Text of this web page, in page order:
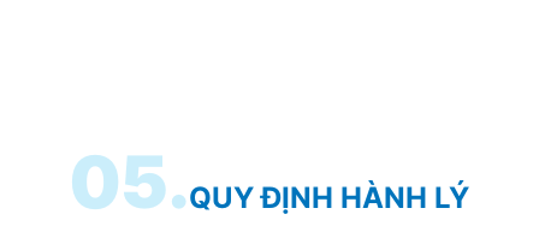
05.QUY ĐỊNH HÀNH LÝ